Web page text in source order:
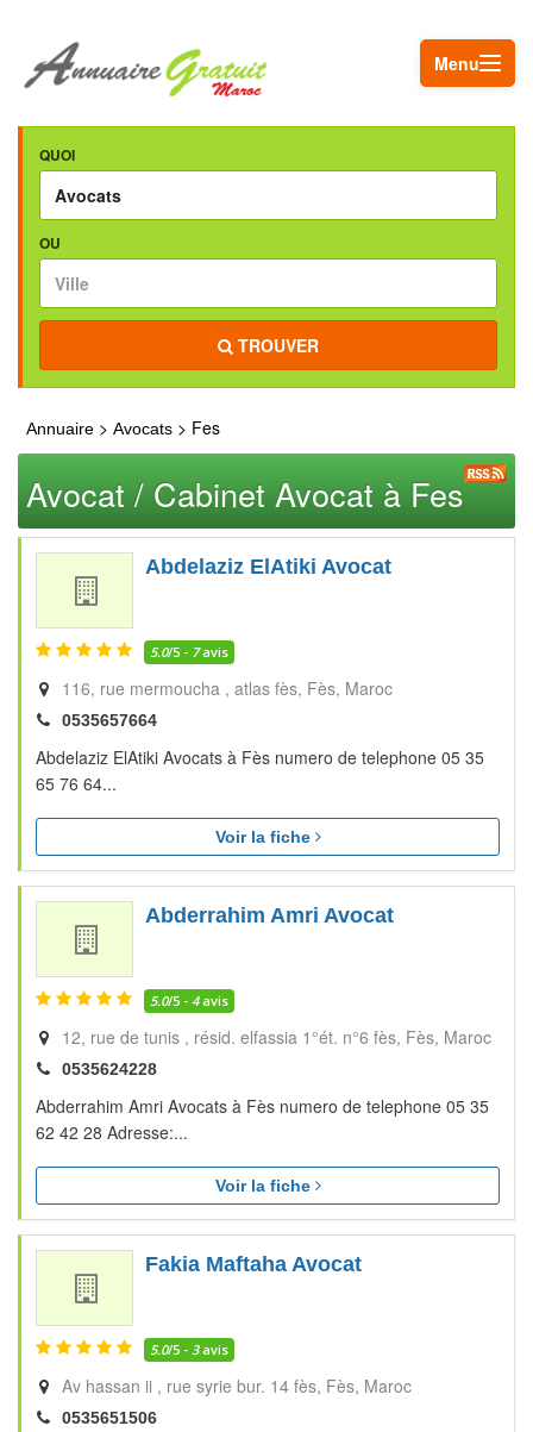
Menu
QUOI
OU
TROUVER
Annuaire > Avocats > Fes
Avocat / Cabinet Avocat à Fes
Abdelaziz ElAtiki Avocat
5.0/5 - 7avis
116, rue mermoucha , atlas fès Fès Maroc
0535657664
Abdelaziz ElAtiki Avocats à Fès numero de telephone 05 35
65 76 64...
Voir la fiche
Abderrahim Amri Avocat
5.0/5 - 4avis
12, rue de tunis , résid. elfassia 1°ét. n°6 fès Fès Maroc
0535624228
Abderrahim Amri Avocats à Fès numero de telephone 05 35
62 42 28 Adresse:...
Voir la fiche
Fakia Maftaha Avocat
5.0/5 - 3avis
Av hassan ii , rue syrie bur. 14 fès Fès Maroc
0535651506